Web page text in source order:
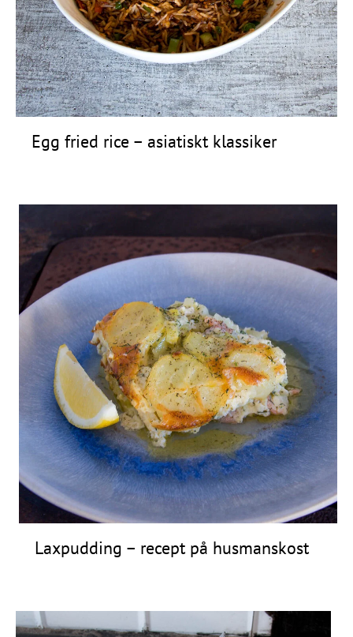
Frågor
&
svar
Ölprovning
Egg fried rice – asiatiskt klassiker
Laxpudding – recept på husmanskost